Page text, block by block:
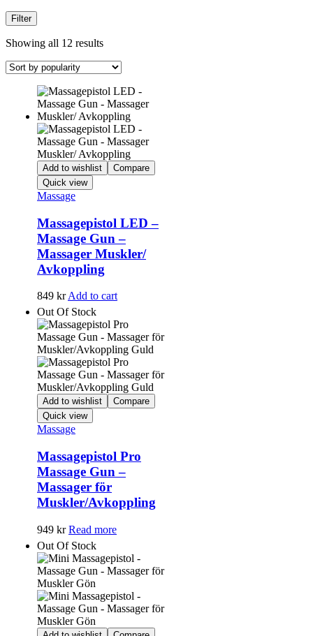
Filter
Showing all 12 results
Add to wishlist
Compare
Quick view
Massage
Massagepistol LED –
Massage Gun –
Massager Muskler/
Avkoppling
849 krAdd to cart
Out Of Stock
Add to wishlist
Compare
Quick view
Massage
Massagepistol Pro
Massage Gun –
Massager för
Muskler/Avkoppling
949 kr Read more
Out Of Stock